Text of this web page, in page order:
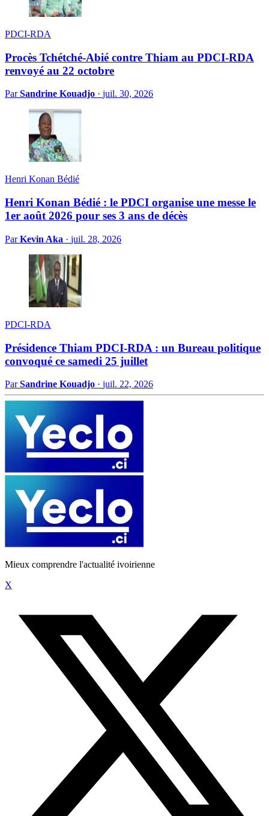
PDCI-RDA
Procès Tchétché-Abié contre Thiam au PDCI-RDA
renvoyé au 22 octobre
ParSandrine Kouadjo · juil. 30, 2026
Henri Konan Bédié
Henri Konan Bédié : le PDCI organise une messe le
1er août 2026 pour ses 3 ans de décès
ParKevin Aka · juil. 28, 2026
PDCI-RDA
Présidence Thiam PDCI-RDA : un Bureau politique
convoqué ce samedi 25 juillet
ParSandrine Kouadjo · juil. 22, 2026
Mieux comprendre l'actualité ivoirienne
X